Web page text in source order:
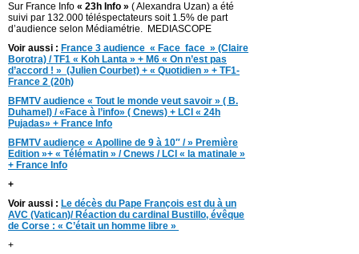
Sur France Info « 23h Info » ( Alexandra Uzan) a été
suivi par 132.000 téléspectateurs soit 1.5% de part
d’audience selon Médiamétrie. MEDIASCOPE
Voir aussi : France 3 audience « Face face » (Claire
Borotra) / TF1 « Koh Lanta » + M6 « On n’est pas
d’accord ! » (Julien Courbet) + « Quotidien » + TF1-
France 2 (20h)
BFMTV audience « Tout le monde veut savoir » ( B.
Duhamel) / «Face à l’info» ( Cnews) + LCI « 24h
Pujadas» + France Info
BFMTV audience « Apolline de 9 à 10″ / » Première
Edition »+ « Télématin » / Cnews / LCI « la matinale »
+ France Info
+
Voir aussi : Le décès du Pape François est du à un
AVC (Vatican)/ Réaction du cardinal Bustillo, évêque
de Corse : « C’était un homme libre »
+